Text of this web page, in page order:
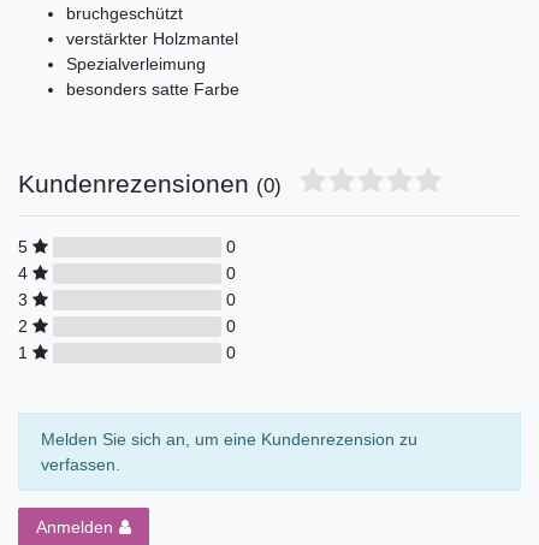
bruchgeschützt
verstärkter Holzmantel
Spezialverleimung
besonders satte Farbe
Kundenrezensionen (0)
5
0
4
0
3
0
2
0
1
0
Melden Sie sich an, um eine Kundenrezension zu
verfassen.
Anmelden